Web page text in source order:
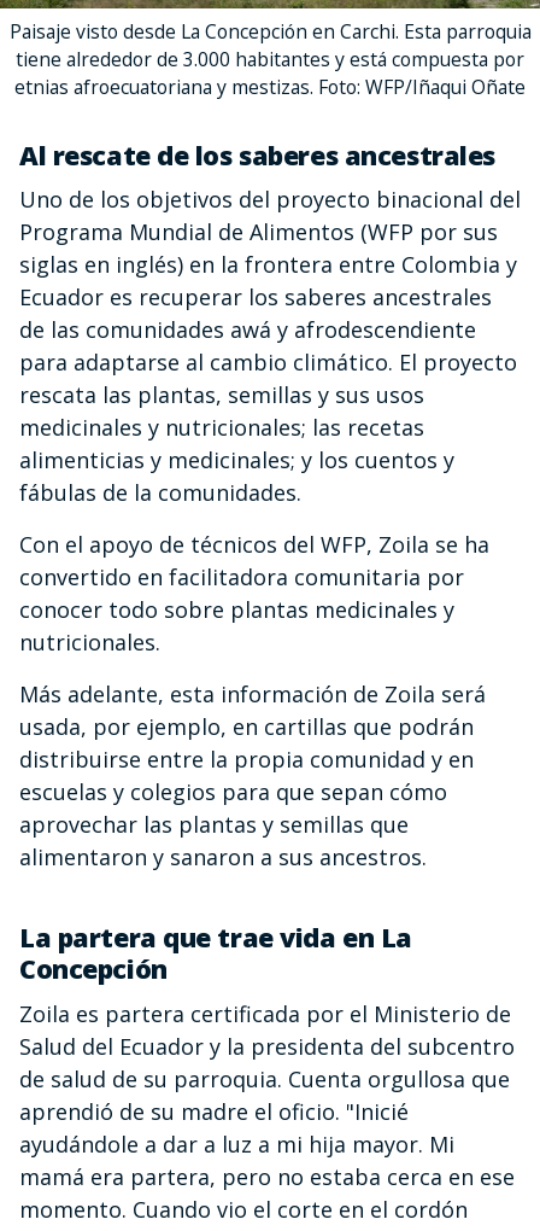
Paisaje visto desde La Concepción en Carchi. Esta parroquia
tiene alrededor de 3.000 habitantes y está compuesta por
etnias afroecuatoriana y mestizas. Foto: WFP/Iñaqui Oñate
Al rescate de los saberes ancestrales
Uno de los objetivos del proyecto binacional del
Programa Mundial de Alimentos (WFP por sus
siglas en inglés) en la frontera entre Colombia y
Ecuador es recuperar los saberes ancestrales
de las comunidades awá y afrodescendiente
para adaptarse al cambio climático. El proyecto
rescata las plantas, semillas y sus usos
medicinales y nutricionales; las recetas
alimenticias y medicinales; y los cuentos y
fábulas de la comunidades.
Con el apoyo de técnicos del WFP, Zoila se ha
convertido en facilitadora comunitaria por
conocer todo sobre plantas medicinales y
nutricionales.
Más adelante, esta información de Zoila será
usada, por ejemplo, en cartillas que podrán
distribuirse entre la propia comunidad y en
escuelas y colegios para que sepan cómo
aprovechar las plantas y semillas que
alimentaron y sanaron a sus ancestros.
La partera que trae vida en La
Concepción
Zoila es partera certificada por el Ministerio de
Salud del Ecuador y la presidenta del subcentro
de salud de su parroquia. Cuenta orgullosa que
aprendió de su madre el oficio. "Inicié
ayudándole a dar a luz a mi hija mayor. Mi
mamá era partera, pero no estaba cerca en ese
momento. Cuando vio el corte en el cordón